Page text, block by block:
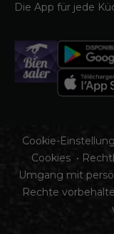
Die App für jede
Cookie-
Cookies•
Umgang mit
Rechte